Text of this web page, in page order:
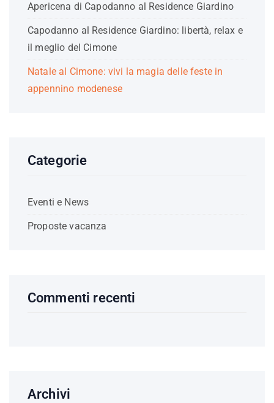
Apericena di Capodanno al Residence Giardino
Capodanno al Residence Giardino: libertà, relax e
il meglio del Cimone
Natale al Cimone: vivi la magia delle feste in
appennino modenese
Categorie
Eventi e News
Proposte vacanza
Commenti recenti
Archivi